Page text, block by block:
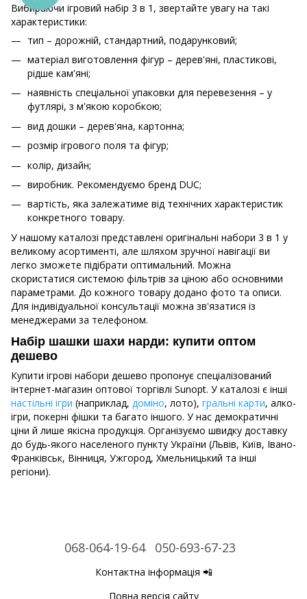
Вибираючи ігровий набір 3 в 1, звертайте увагу на такі
характеристики:
тип – дорожній, стандартний, подарунковий;
матеріал виготовлення фігур – дерев'яні, пластикові,
рідше кам'яні;
наявність спеціальної упаковки для перевезення – у
футлярі, з м'якою коробкою;
вид дошки – дерев'яна, картонна;
розмір ігрового поля та фігур;
колір, дизайн;
виробник. Рекомендуємо бренд DUC;
вартість, яка залежатиме від технічних характеристик
конкретного товару.
У нашому каталозі представлені оригінальні набори 3 в 1 у
великому асортименті, але шляхом зручної навігації ви
легко зможете підібрати оптимальний. Можна
скористатися системою фільтрів за ціною або основними
параметрами. До кожного товару додано фото та описи.
Для індивідуальної консультації можна зв'язатися із
менеджерами за телефоном.
Набір шашки шахи нарди: купити оптом
дешево
Купити ігрові набори дешево пропонує спеціалізований
інтернет-магазин оптової торгівлі Sunopt. У каталозі є інші
настільні ігри (наприклад, доміно, лото), гральні карти, алко-
ігри, покерні фішки та багато іншого. У нас демократичні
ціни й лише якісна продукція. Організуємо швидку доставку
до будь-якого населеного пункту України (Львів, Київ, Івано-
Франківськ, Вінниця, Ужгород, Хмельницький та інші
регіони).
068-064-19-64 050-693-67-23
Контактна інформація 📲
Повна версія сайту